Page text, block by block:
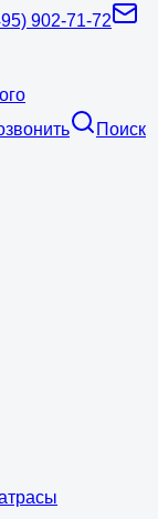
902-71-72
Поиск